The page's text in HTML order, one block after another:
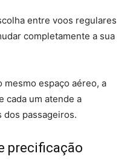
entre voos regulares
completamente a sua
mesmo espaço aéreo, a
cada um atende a
passageiros.
precificação